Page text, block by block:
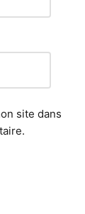
site dans